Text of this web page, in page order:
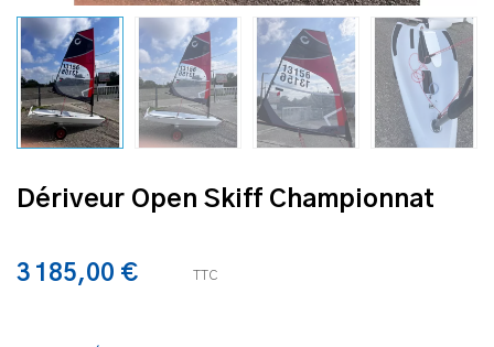
Dériveur Open Skiff Championnat
3 185,00 € TTC